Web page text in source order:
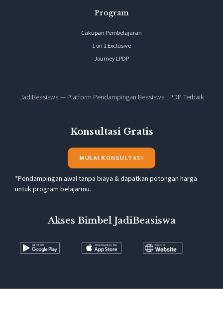
Program
Cakupan Pembelajaran
1 on 1 Exclusive
Journey LPDP
JadiBeasiswa — Platform Pendampingan Beasiswa LPDP Terbaik
Konsultasi Gratis
MULAI KONSULTASI
*Pendampingan awal tanpa biaya & dapatkan potongan harga
untuk program belajarmu.
Akses Bimbel JadiBeasiswa